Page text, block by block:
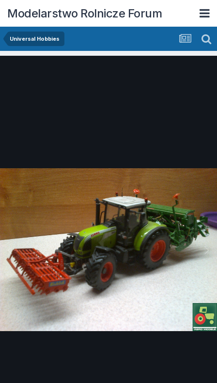
Modelarstwo Rolnicze Forum
Universal Hobbies